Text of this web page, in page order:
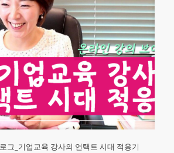
그_기업교육 강사의 언택트 시대 적응기